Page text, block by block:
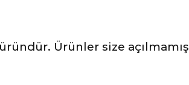
Ürünler size açılmamış